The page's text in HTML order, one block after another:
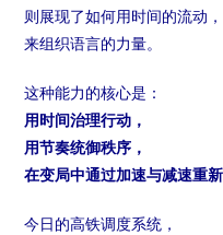
则展现了如何用时间的流动，
来组织语言的力量。
这种能力的核心是：
用时间治理行动，
用节奏统御秩序，
在变局中通过加速与减速重新
今日的高铁调度系统，